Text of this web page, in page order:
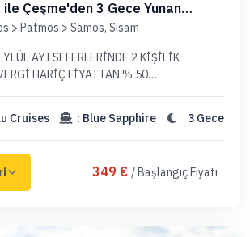
Çeşme'den 3 Gece Yunan
Vize)
> Patmos > Samos, Sisam
HARİÇ FİYATTAN % 50
Cruises : Blue Sapphire : 3 Gece
349 € / Başlangıç Fiyatı